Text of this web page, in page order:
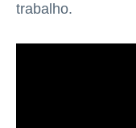
trabalho.